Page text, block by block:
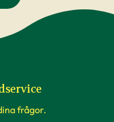
frågor.